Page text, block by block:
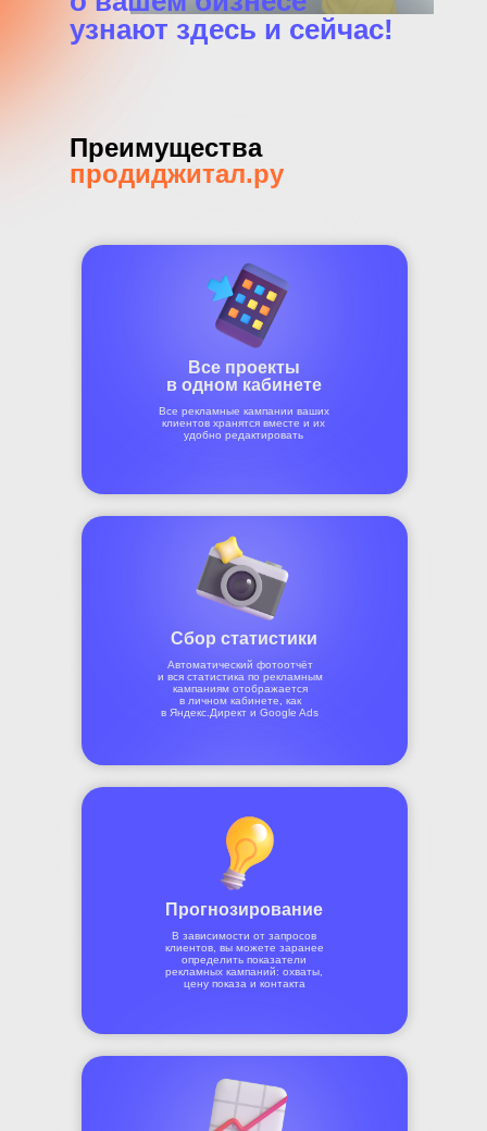
узнают здесь и сейчас!
Преимущества
продиджитал.ру
Все рекламные кампании ваших
клиентов хранятся вместе и их
удобно редактировать
Все проекты
в одном кабинете
Сбор статистики
Автоматический фотоотчёт
и вся статистика по рекламным
кампаниям отображается
в личном кабинете, как
в Яндекс.Директ и Google Ads
Прогнозирование
В зависимости от запросов
клиентов, вы можете заранее
определить показатели
рекламных кампаний: охваты,
цену показа и контакта